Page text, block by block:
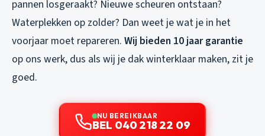
pannen losgeraakt? Nieuwe scheuren ontstaan?
Waterplekken op zolder? Dan weet je wat je in het
voorjaar moet repareren. Wij bieden 10 jaar garantie
op ons werk, dus als wij je dak winterklaar maken, zit je
goed.
NU BEREIKBAAR
BEL 040 218 22 09